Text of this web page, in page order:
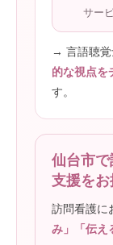
サー
→ 言語聴覚
的な視点を
す。
仙台市
支援を
訪問看護に
み」「伝え